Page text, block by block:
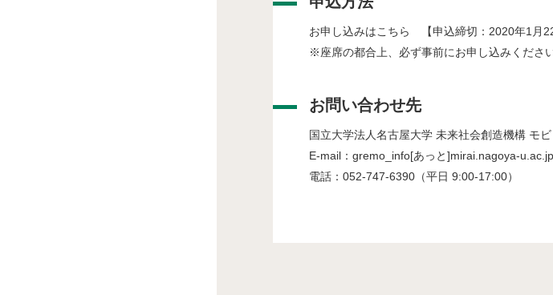
お申し込みはこちら 【申込締切：2020年1月
※座席の都合上、必ず事前にお申し込みくださ
お問い合わせ先
国立大学法人名古屋大学 未来社会創造機構 モ
E-mail：gremo_info[あっと]mirai.nagoya-
電話：052-747-6390（平日 9:00-17:00）